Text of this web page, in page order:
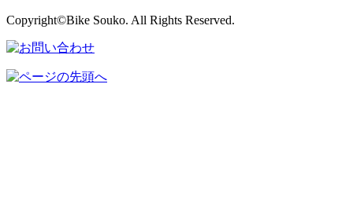
Copyright©Bike Souko. All Rights Reserved.